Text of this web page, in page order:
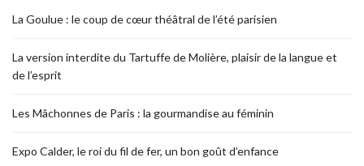
La Goulue : le coup de cœur théâtral de l’été parisien
La version interdite du Tartuffe de Molière, plaisir de la langue et
de l’esprit
Les Mâchonnes de Paris : la gourmandise au féminin
Expo Calder, le roi du fil de fer, un bon goût d’enfance